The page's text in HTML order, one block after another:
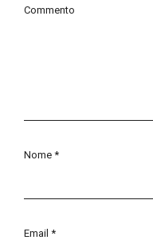
Commento
Nome *
Email *